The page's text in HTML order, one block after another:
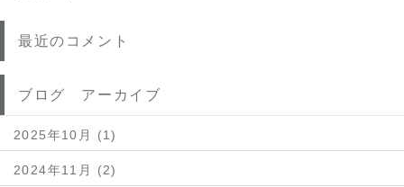
最近のコメント
ブログ アーカイブ
2025年10月 (1)
2024年11月 (2)